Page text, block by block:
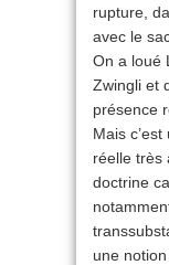
rupture,
avec le
On a loué
Zwingli et
présence
Mais
réelle très
doctrine
une